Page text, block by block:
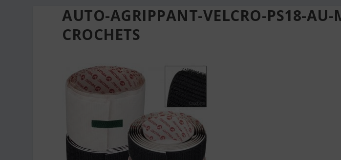
AUTO-AGRIPPANT-VELCRO-PS18-AU-
CROCHETS